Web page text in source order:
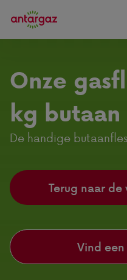
Onze
kg butaan
De handige
Terug naar
Vind